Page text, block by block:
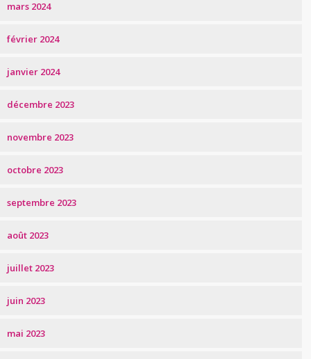
mars 2024
février 2024
janvier 2024
décembre 2023
novembre 2023
octobre 2023
septembre 2023
août 2023
juillet 2023
juin 2023
mai 2023